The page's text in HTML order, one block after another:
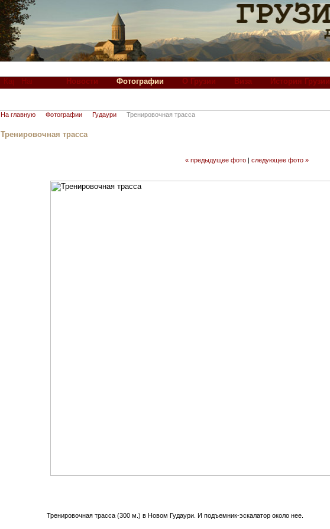
Новости Фотографии О Грузии Виза История Грузии
На главную Фотографии Гудаури Тренировочная трасса
Тренировочная трасса
« предыдущее фото | следующее фото »
Тренировочная трасса (300 м.) в Новом Гудаури. И подъемник-эскалатор около нее.